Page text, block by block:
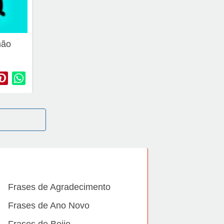
Frases de Agradecimento
Frases de Ano Novo